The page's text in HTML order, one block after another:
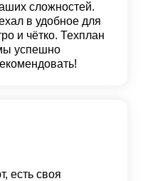
сложностей.
в удобное для
и чётко. Техплан
успешно
есть своя